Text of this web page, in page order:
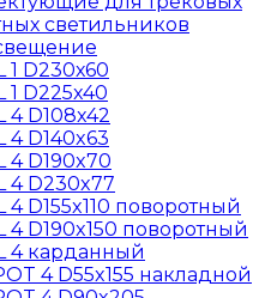
светильников
1 D230х60
1 D225x40
4 D108x42
4 D140x63
4 D190x70
4 D230x77
4 D155x110 поворотный
4 D190x150 поворотный
4 карданный
4 D55x155 накладной